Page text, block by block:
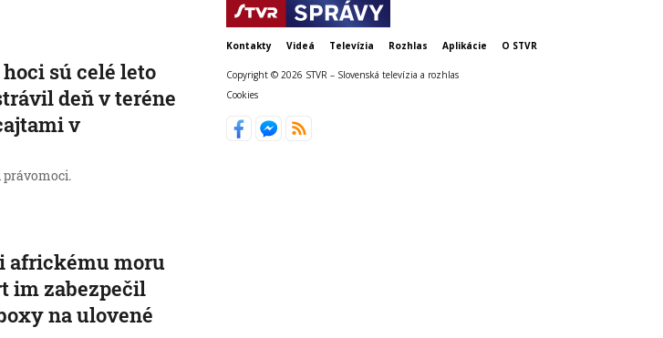
sú celé leto
deň v teréne
v
právomoci.
africkému moru
im zabezpečil
na ulovené
Kontakty Videá Televízia Rozhlas Aplikácie O STVR
Copyright © 2026 STVR – Slovenská televízia a rozhlas
Cookies